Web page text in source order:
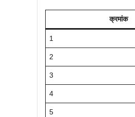
क्रमांक
1
2
3
4
5